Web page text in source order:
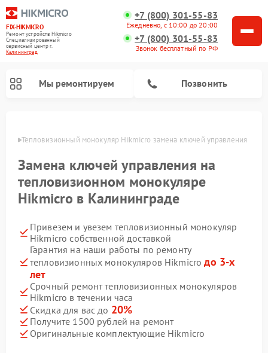
FIX-HIKMICRO
Ремонт устройств Hikmicro
Специализированный
cервисный центр г.
Калининград
+7 (800) 301-55-83
Ежедневно, с 10:00 до 20:00
+7 (800) 301-55-83
Звонок бесплатный по РФ
Мы ремонтируем Позвонить
Тепловизионный монокуляр Hikmicro замена ключей управления
Замена ключей управления на
тепловизионном монокуляре
Hikmicro в Калининграде
Привезем и увезем тепловизионный монокуляр
Hikmicro собственной доставкой
Гарантия на наши работы по ремонту
тепловизионных монокуляров Hikmicroдо 3-х
лет
Срочный ремонт тепловизионных монокуляров
Hikmicro в течении часа
Скидка для вас до 20%
Получите 1500 рублей на ремонт
Оригинальные комплектующие Hikmicro